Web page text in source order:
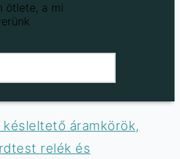
ötlete, a mi
késleltető áramkörök,
relék és